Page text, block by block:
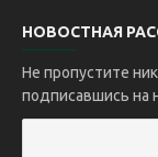
НОВОСТНАЯ
Не пропустите
подписавшись на